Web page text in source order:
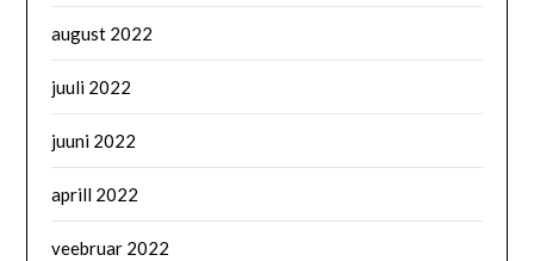
august 2022
juuli 2022
juuni 2022
aprill 2022
veebruar 2022